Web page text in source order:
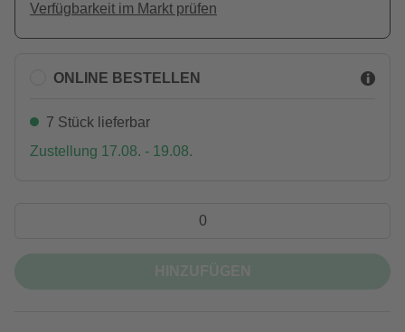
Verfügbarkeit im Markt prüfen
ONLINE BESTELLEN
7 Stück lieferbar
Zustellung 17.08. - 19.08.